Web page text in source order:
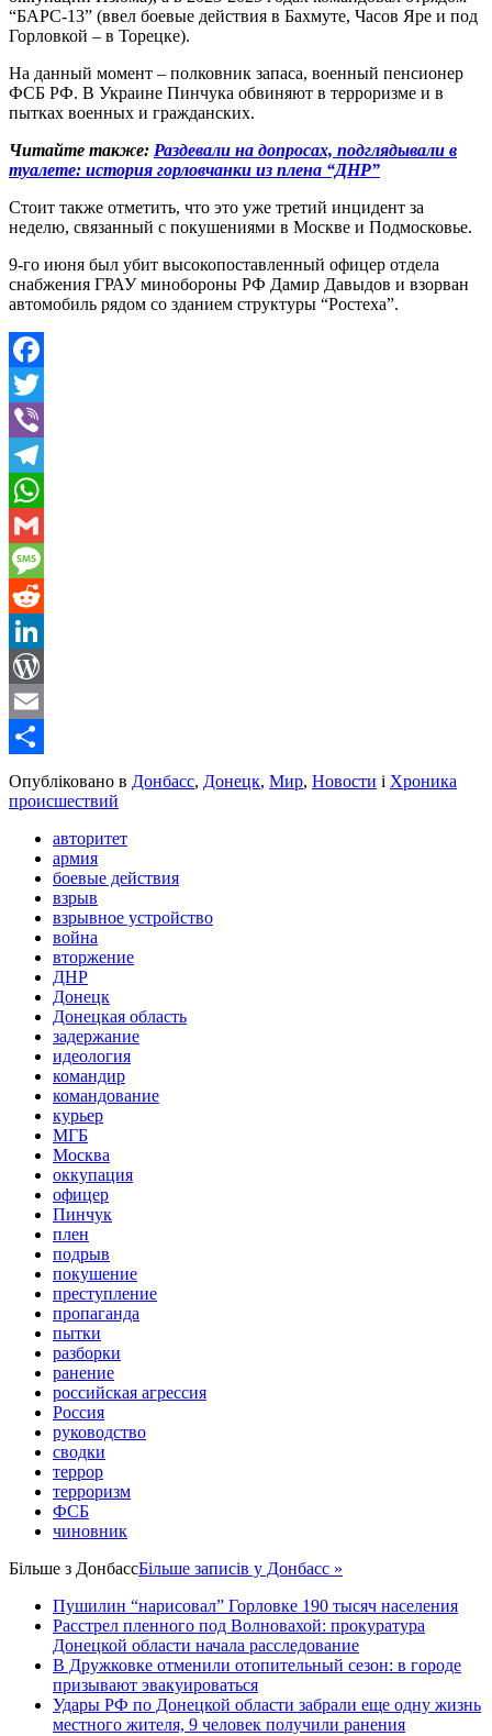
“БАРС-13” (ввел боевые действия в Бахмуте, Часов Яре и под
Горловкой – в Торецке).
На данный момент – полковник запаса, военный пенсионер
ФСБ РФ. В Украине Пинчука обвиняют в терроризме и в
пытках военных и гражданских.
Читайте также: Раздевали на допросах, подглядывали в
туалете: история горловчанки из плена “ДНР”
Стоит также отметить, что это уже третий инцидент за
неделю, связанный с покушениями в Москве и Подмосковье.
9-го июня был убит высокопоставленный офицер отдела
снабжения ГРАУ минобороны РФ Дамир Давыдов и взорван
автомобиль рядом со зданием структуры “Ростеха”.
Facebook
Twitter
Viber
Telegram
WhatsApp
Gmail
Message
Reddit
LinkedIn
WordPress
Email
Share
Опубліковано в Донбасс, Донецк, Мир, Новости і Хроника
происшествий
авторитет
армия
боевые действия
взрыв
взрывное устройство
война
вторжение
ДНР
Донецк
Донецкая область
задержание
идеология
командир
командование
курьер
МГБ
Москва
оккупация
офицер
Пинчук
плен
подрыв
покушение
преступление
пропаганда
пытки
разборки
ранение
российская агрессия
Россия
руководство
сводки
террор
терроризм
ФСБ
чиновник
Більше з ДонбассБільше записів у Донбасс »
Пушилин “нарисовал” Горловке 190 тысяч населения
Расстрел пленного под Волновахой: прокуратура
Донецкой области начала расследование
В Дружковке отменили отопительный сезон: в городе
призывают эвакуироваться
Удары РФ по Донецкой области забрали еще одну жизнь
местного жителя, 9 человек получили ранения